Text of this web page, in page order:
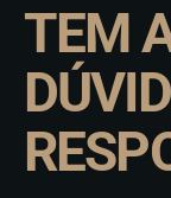
TEM